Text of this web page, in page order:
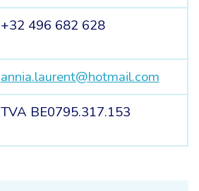
+32 496 682 628
annia.laurent@hotmail.com
TVA BE0795.317.153